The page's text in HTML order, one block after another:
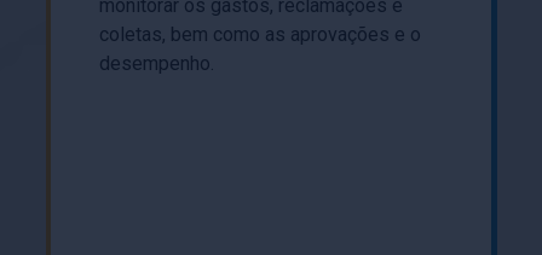
monitorar os gastos, reclamações e
coletas, bem como as aprovações e o
desempenho.